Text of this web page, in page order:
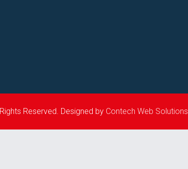
Reserved. Designed by Contech Web Solutions